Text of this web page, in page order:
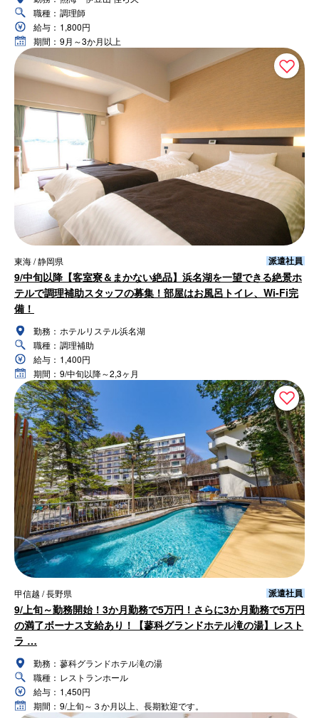
職種： 調理師
給与： 1,800円
期間： 9月～3か月以上
東海 / 静岡県 派遣社員
9/中旬以降【客室寮＆まかない絶品】浜名湖を一望できる絶景ホ
テルで調理補助スタッフの募集！部屋はお風呂トイレ、Wi-Fi完
備！
勤務： ホテルリステル浜名湖
職種： 調理補助
給与： 1,400円
期間： 9/中旬以降～2,3ヶ月
甲信越 / 長野県 派遣社員
9/上旬～勤務開始！3か月勤務で5万円！さらに3か月勤務で5万円
の満了ボーナス支給あり！【蓼科グランドホテル滝の湯】レスト
ラ …
勤務： 蓼科グランドホテル滝の湯
職種： レストランホール
給与： 1,450円
期間： 9/上旬～３か月以上、長期歓迎です。